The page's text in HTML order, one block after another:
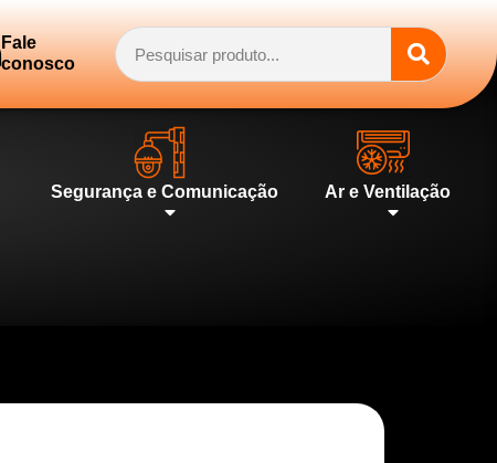
Fale
conosco
Segurança e Comunicação Ar e Ventilação